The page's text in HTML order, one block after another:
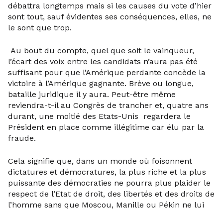
débattra longtemps mais si les causes du vote d’hier
sont tout, sauf évidentes ses conséquences, elles, ne
le sont que trop.
Au bout du compte, quel que soit le vainqueur,
l’écart des voix entre les candidats n’aura pas été
suffisant pour que l’Amérique perdante concède la
victoire à l’Amérique gagnante. Brève ou longue,
bataille juridique il y aura. Peut-être même
reviendra-t-il au Congrès de trancher et, quatre ans
durant, une moitié des Etats-Unis regardera le
Président en place comme illégitime car élu par la
fraude.
Cela signifie que, dans un monde où foisonnent
dictatures et démocratures, la plus riche et la plus
puissante des démocraties ne pourra plus plaider le
respect de l’Etat de droit, des libertés et des droits de
l’homme sans que Moscou, Manille ou Pékin ne lui